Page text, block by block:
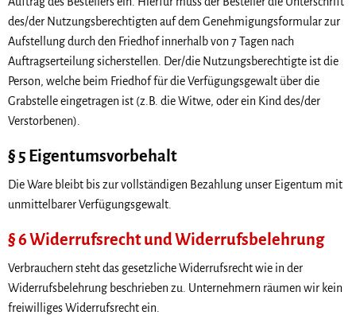
des/der Nutzungsberechtigten auf dem Genehmigungsformular zur
Aufstellung durch den Friedhof innerhalb von 7 Tagen nach
Auftragserteilung sicherstellen. Der/die Nutzungsberechtigte ist die
Person, welche beim Friedhof für die Verfügungsgewalt über die
Grabstelle eingetragen ist (z.B. die Witwe, oder ein Kind des/der
Verstorbenen).
§ 5 Eigentumsvorbehalt
Die Ware bleibt bis zur vollständigen Bezahlung unser Eigentum mit
unmittelbarer Verfügungsgewalt.
§ 6 Widerrufsrecht und Widerrufsbelehrung
Verbrauchern steht das gesetzliche Widerrufsrecht wie in der
Widerrufsbelehrung beschrieben zu. Unternehmern räumen wir kein
freiwilliges Widerrufsrecht ein.